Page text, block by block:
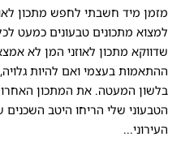
מזמן מיד חשבתי לחפש מתכון
למצוא מתכונים טבעונים כמעט
שדווקא מתכון לאוזני המן לא
ההתאמות בעצמי ואם להיות
בלשון המעטה. את המתכון
הטבעוני שלי הריחו היטב
העירוני...